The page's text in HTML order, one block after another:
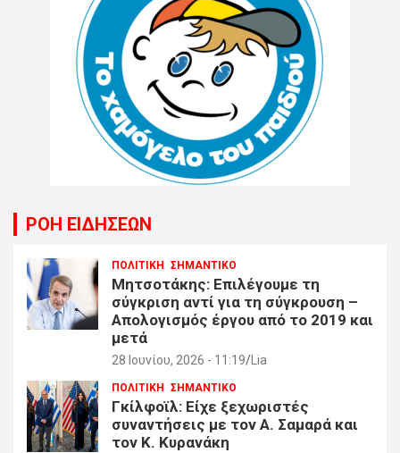
ΡΟΗ ΕΙΔΗΣΕΩΝ
ΠΟΛΙΤΙΚΗ ΣΗΜΑΝΤΙΚΟ
Μητσοτάκης: Επιλέγουμε τη
σύγκριση αντί για τη σύγκρουση –
Απολογισμός έργου από το 2019 και
μετά
28 Ιουνίου, 2026 - 11:19 Lia
ΠΟΛΙΤΙΚΗ ΣΗΜΑΝΤΙΚΟ
Γκίλφοϊλ: Είχε ξεχωριστές
συναντήσεις με τον Α. Σαμαρά και
τον Κ. Κυρανάκη